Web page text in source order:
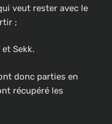
veut rester avec le
;
Sekk.
donc parties en
récupéré les